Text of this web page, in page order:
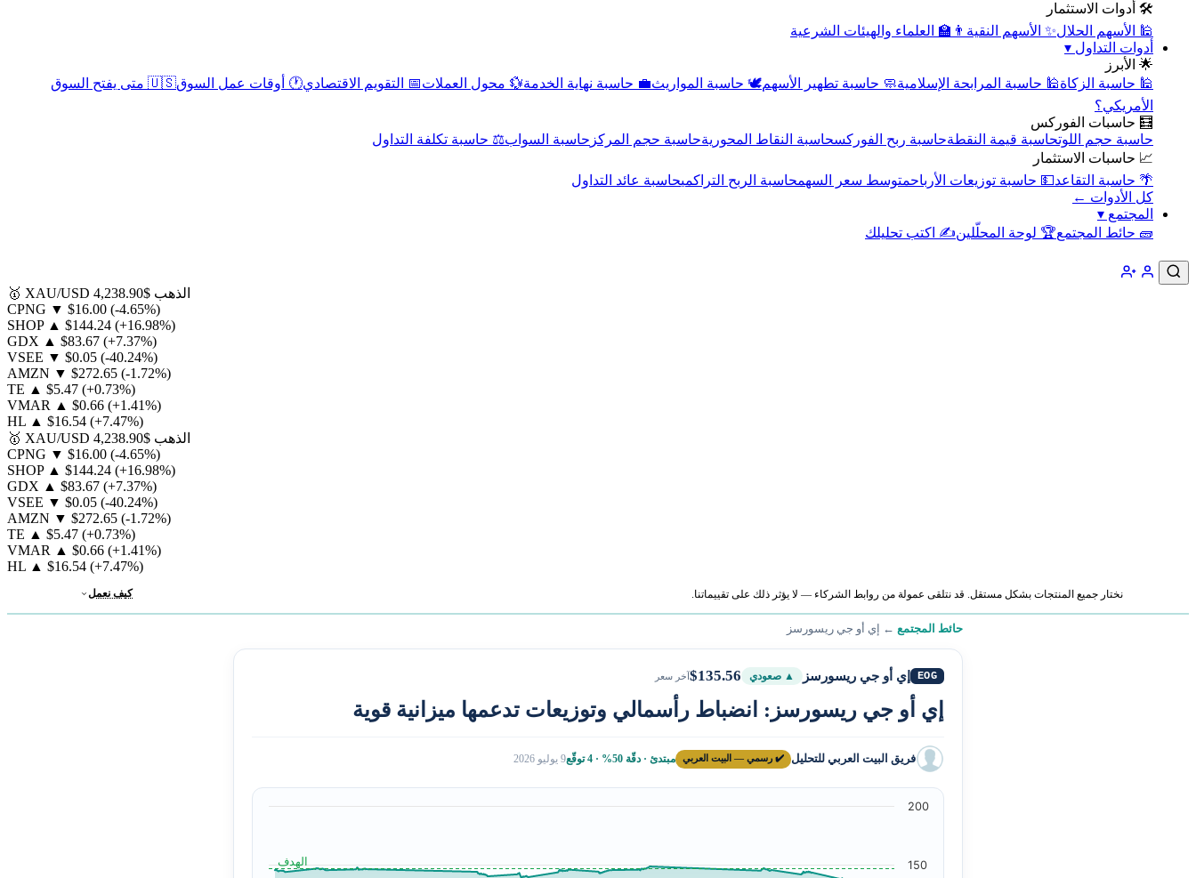
🛠️ أدوات الاستثمار
🕌 الأسهم الحلال✨ الأسهم النقية 👨‍🏫 العلماء والهيئات الشرعية
أدوات التداول ▾
🌟 الأبرز
🕌 حاسبة الزكاة🕌 حاسبة المرابحة الإسلامية🧼 حاسبة تطهير الأسهم🕊️ حاسبة المواريث💼 حاسبة نهاية الخدمة💱 محول العملات📅 التقويم الاقتصادي🕐 أوقات عمل السوق
🇺🇸 متى يفتح السوق
الأمريكي؟
🧮 حاسبات الفوركس
حاسبة حجم اللوتحاسبة قيمة النقطةحاسبة ربح الفوركسحاسبة النقاط المحوريةحاسبة حجم المركز حاسبة السواب⚖️ حاسبة تكلفة التداول
📈 حاسبات الاستثمار
🌴 حاسبة التقاعد💵 حاسبة توزيعات الأرباحمتوسط سعر السهمحاسبة الربح التراكميحاسبة عائد التداول
كل الأدوات ←
المجتمع ▾
🧱 حائط المجتمع🏆 لوحة المحلّلين✍️ اكتب تحليلك
🥇 XAU/USD الذهب $4,238.90
CPNG ▼ $16.00 (-4.65%)
SHOP ▲ $144.24 (+16.98%)
GDX ▲ $83.67 (+7.37%)
VSEE ▼ $0.05 (-40.24%)
AMZN ▼ $272.65 (-1.72%)
TE ▲ $5.47 (+0.73%)
VMAR ▲ $0.66 (+1.41%)
HL ▲ $16.54 (+7.47%)
🥇 XAU/USD الذهب $4,238.90
CPNG ▼ $16.00 (-4.65%)
SHOP ▲ $144.24 (+16.98%)
GDX ▲ $83.67 (+7.37%)
VSEE ▼ $0.05 (-40.24%)
AMZN ▼ $272.65 (-1.72%)
TE ▲ $5.47 (+0.73%)
VMAR ▲ $0.66 (+1.41%)
HL ▲ $16.54 (+7.47%)
نختار جميع المنتجات بشكل مستقل. قد نتلقى عمولة من روابط الشركاء — لا يؤثر ذلك على تقييماتنا. كيف نعمل
حائط المجتمع ← إي أو جي ريسورسز
EOG إي أو جي ريسورسز ▲ صعودي $135.56آخر سعر
إي أو جي ريسورسز: انضباط رأسمالي وتوزيعات تدعمها ميزانية قوية
فريق البيت العربي للتحليل ✔️ رسمي — البيت العربي مبتدئ · دقّة 50% · 4 توقّع 9 يوليو 2026
الهدف 150
200